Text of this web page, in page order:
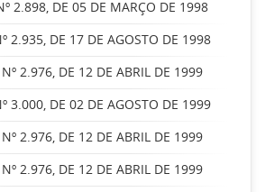
2.898, DE 05 DE MARÇO DE 1998
2.935, DE 17 DE AGOSTO DE 1998
2.976, DE 12 DE ABRIL DE 1999
3.000, DE 02 DE AGOSTO DE 1999
2.976, DE 12 DE ABRIL DE 1999
2.976, DE 12 DE ABRIL DE 1999